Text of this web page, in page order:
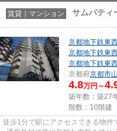
賃貸｜マンション サムパティ
京都地下鉄東
京都地下鉄東
京都地下鉄東
京都府京都市
4.8万円～
築年数：築27
階数：10階建
徒歩1分で駅にアクセスできる物件